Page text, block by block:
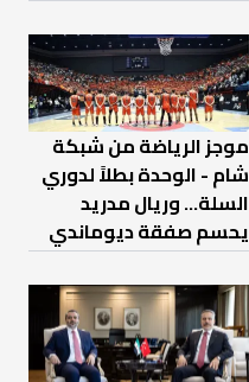
موجز الرياضة من شبكة
شام - الوحدة بطلاً لدوري
السلة... وريال مدريد
يحسم صفقة ديوماندي